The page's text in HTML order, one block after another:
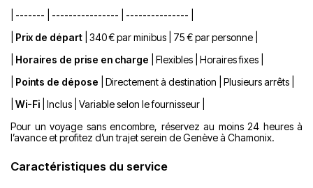
| ------- | ---------------- | --------------- |
Prix de départ | 340 € par minibus | 75 € par personne |
Horaires de prise en charge | Flexibles | Horaires fixes |
Points de dépose | Directement à destination | Plusieurs arrêts |
Wi-Fi | Inclus | Variable selon le fournisseur |
Pour un voyage sans encombre, réservez au moins 24 heures à
l’avance et profitez d’un trajet serein de Genève à Chamonix.
Caractéristiques du service